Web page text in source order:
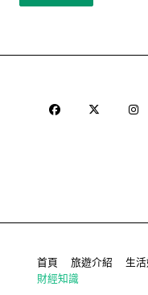
首頁 旅遊介紹 生
財經知識